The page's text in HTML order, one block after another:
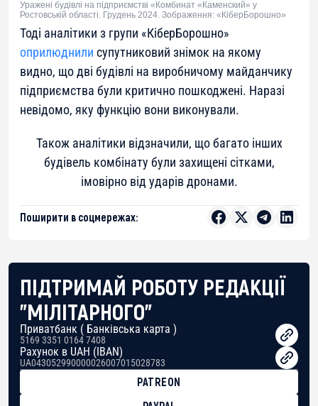
Уражені будівлі на підприємстві «Комбинат «Каменский» у
Ростовській області. Грудень 2024. Зображення: «КіберБорошно»
Тоді аналітики з групи «КіберБорошно»
оприлюднили супутниковий знімок на якому
видно, що дві будівлі на виробничому майданчику
підприємства були критично пошкоджені. Наразі
невідомо, яку функцію вони виконували.
Також аналітики відзначили, що багато інших
будівель комбінату були захищені сітками,
імовірно від ударів дронами.
Поширити в соцмережах:
ПІДТРИМАЙ РОБОТУ РЕДАКЦІЇ
"МІЛІТАРНОГО"
Приватбанк ( Банківська карта )
5169 3351 0164 7408
Рахунок в UAH (IBAN)
UA043052990000026007015028783
PATREON